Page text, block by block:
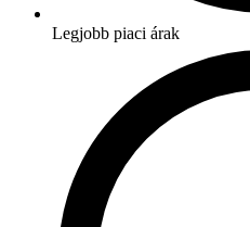
Legjobb piaci árak